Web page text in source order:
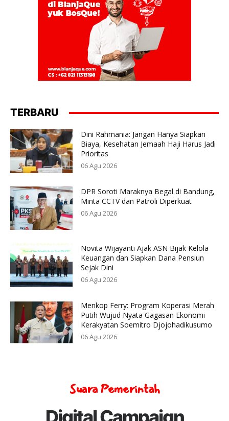
TERBARU
Dini Rahmania: Jangan Hanya Siapkan
Biaya, Kesehatan Jemaah Haji Harus Jadi
Prioritas
06 Agu 2026
DPR Soroti Maraknya Begal di Bandung,
Minta CCTV dan Patroli Diperkuat
06 Agu 2026
Novita Wijayanti Ajak ASN Bijak Kelola
Keuangan dan Siapkan Dana Pensiun
Sejak Dini
06 Agu 2026
Menkop Ferry: Program Koperasi Merah
Putih Wujud Nyata Gagasan Ekonomi
Kerakyatan Soemitro Djojohadikusumo
06 Agu 2026
Suara Pemerintah